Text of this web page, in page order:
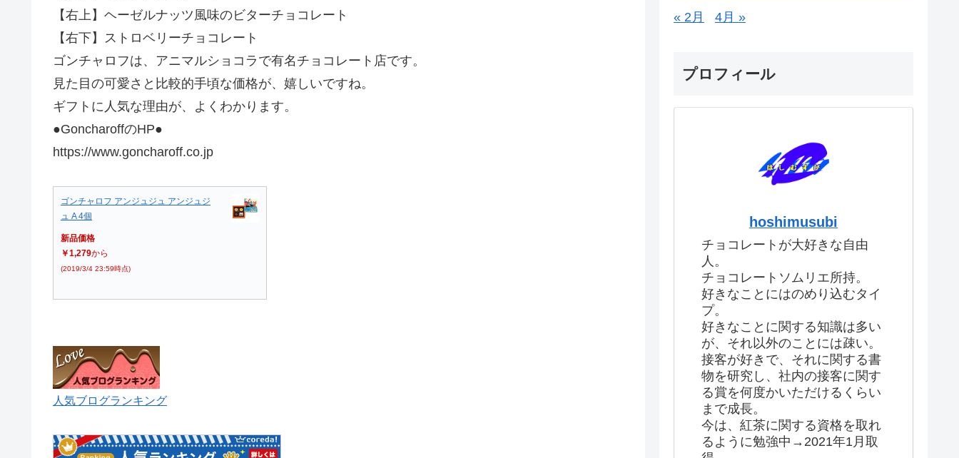
【右上】ヘーゼルナッツ風味のビターチョコレート
【右下】ストロベリーチョコレート
ゴンチャロフは、アニマルショコラで有名チョコレート店です。
見た目の可愛さと比較的手頃な価格が、嬉しいですね。
ギフトに人気な理由が、よくわかります。
●GoncharoffのHP●
https://www.goncharoff.co.jp
ゴンチャロフ アンジュジュ アンジュジ
ュ A 4個
新品価格
￥1,279から
(2019/3/4 23:59時点)
人気ブログランキング
« 2月 4月 »
プロフィール
hoshimusubi
チョコレートが大好きな自由
人。
チョコレートソムリエ所持。
好きなことにはのめり込むタイ
プ。
好きなことに関する知識は多い
が、それ以外のことには疎い。
接客が好きで、それに関する書
物を研究し、社内の接客に関す
る賞を何度かいただけるくらい
まで成長。
今は、紅茶に関する資格を取れ
るように勉強中→2021年1月取